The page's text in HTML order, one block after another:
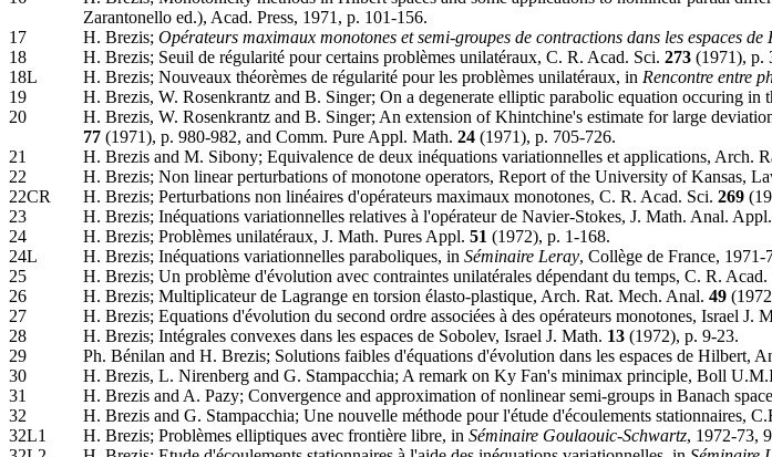
Zarantonello ed.), Acad. Press, 1971, p. 101-156.
17 H. Brezis; Opérateurs maximaux monotones et semi-groupes de contractions dans les espaces de
18
H. Brezis; Seuil de régularité pour certains problèmes unilatéraux, C. R. Acad. Sci. 273 (1971), p.
18L
H. Brezis; Nouveaux théorèmes de régularité pour les problèmes unilatéraux, in Rencontre entre
19
H. Brezis, W. Rosenkrantz and B. Singer; On a degenerate elliptic parabolic equation occuring
20
H. Brezis, W. Rosenkrantz and B. Singer; An extension of Khintchine's estimate for large
77 (1971), p. 980-982, and Comm. Pure Appl. Math. 24 (1971), p. 705-726.
21 H. Brezis and M. Sibony; Equivalence de deux inéquations variationnelles et applications, Arch.
22
H. Brezis; Non linear perturbations of monotone operators, Report of the University of Kansas,
22CR
H. Brezis; Perturbations non linéaires d'opérateurs maximaux monotones, C. R. Acad. Sci. 269
23
H. Brezis; Inéquations variationnelles relatives à l'opérateur de Navier-Stokes, J. Math. Anal. Appl.
24
H. Brezis; Problèmes unilatéraux, J. Math. Pures Appl. 51 (1972), p. 1-168.
24L
H. Brezis; Inéquations variationnelles paraboliques, in Séminaire Leray, Collège de France, 1971-
25
H. Brezis; Un problème d'évolution avec contraintes unilatérales dépendant du temps, C. R. Acad.
26
H. Brezis; Multiplicateur de Lagrange en torsion élasto-plastique, Arch. Rat. Mech. Anal. 49
27
H. Brezis; Equations d'évolution du second ordre associées à des opérateurs monotones, Israel J.
28
H. Brezis; Intégrales convexes dans les espaces de Sobolev, Israel J. Math. 13 (1972), p. 9-23.
29
Ph. Bénilan and H. Brezis; Solutions faibles d'équations d'évolution dans les espaces de Hilbert,
30
H. Brezis, L. Nirenberg and G. Stampacchia; A remark on Ky Fan's minimax principle, Boll
31
H. Brezis and A. Pazy; Convergence and approximation of nonlinear semi-groups in Banach
32
H. Brezis and G. Stampacchia; Une nouvelle méthode pour l'étude d'écoulements stationnaires,
32L1
H. Brezis; Problèmes elliptiques avec frontière libre, in Séminaire Goulaouic-Schwartz, 1972-73,